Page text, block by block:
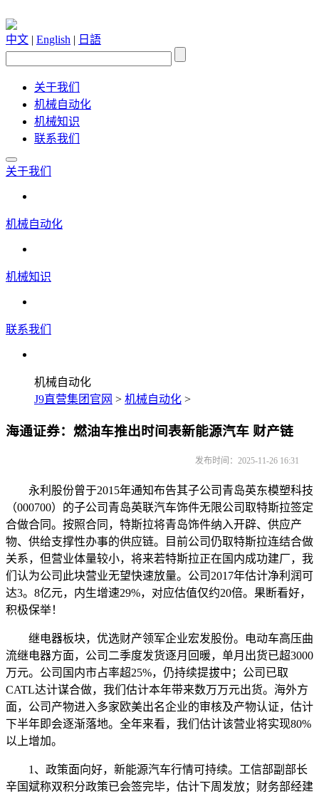
中文 | English | 日語
关于我们
机械自动化
机械知识
联系我们
关于我们
机械自动化
机械知识
联系我们
机械自动化
J9直营集团官网 > 机械自动化 >
海通证券：燃油车推出时间表新能源汽车 财产链
发布时间：2025-11-26 16:31
永利股份曾于2015年通知布告其子公司青岛英东模塑科技
（000700）的子公司青岛英联汽车饰件无限公司取特斯拉签定
合做合同。按照合同，特斯拉将青岛饰件纳入开辟、供应产
物、供给支撑性办事的供应链。目前公司仍取特斯拉连结合做
关系，但营业体量较小，将来若特斯拉正在国内成功建厂，我
们认为公司此块营业无望快速放量。公司2017年估计净利润可
达3。8亿元，内生增速29%，对应估值仅约20倍。果断看好，
积极保举！
继电器板块，优选财产领军企业宏发股份。电动车高压曲
流继电器方面，公司二季度发货逐月回暖，单月出货已超3000
万元。公司国内市占率超25%，仍持续提拔中；公司已取
CATL达计谋合做，我们估计本年带来数万万元出货。海外方
面，公司产物进入多家欧美出名企业的审核及产物认证，估计
下半年即会逐渐落地。全年来看，我们估计该营业将实现80%
以上增加。
1、政策面向好，新能源汽车行情可持续。工信部副部长
辛国斌称双积分政策已会签完毕，估计下周发放；财务部经建